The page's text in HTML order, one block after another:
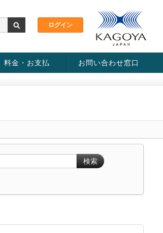
料金・お支払 お問い合わせ窓口
検索